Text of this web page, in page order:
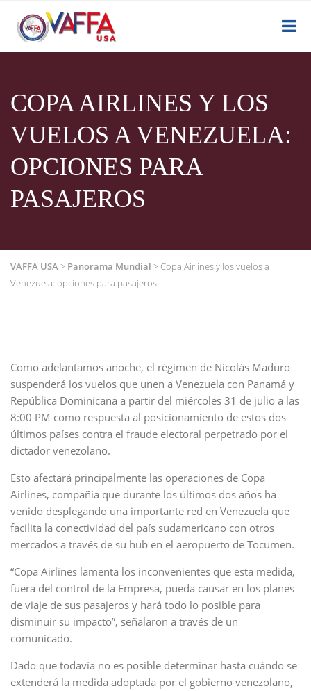
COPA AIRLINES Y LOS
VUELOS A VENEZUELA:
OPCIONES PARA
PASAJEROS
VAFFA USA> Panorama Mundial > Copa Airlines y los vuelos a
Venezuela: opciones para pasajeros
Como adelantamos anoche, el régimen de Nicolás Maduro
suspenderá los vuelos que unen a Venezuela con Panamá y
República Dominicana a partir del miércoles 31 de julio a las
8:00 PM como respuesta al posicionamiento de estos dos
últimos países contra el fraude electoral perpetrado por el
dictador venezolano.
Esto afectará principalmente las operaciones de Copa
Airlines, compañía que durante los últimos dos años ha
venido desplegando una importante red en Venezuela que
facilita la conectividad del país sudamericano con otros
mercados a través de su hub en el aeropuerto de Tocumen.
“Copa Airlines lamenta los inconvenientes que esta medida,
fuera del control de la Empresa, pueda causar en los planes
de viaje de sus pasajeros y hará todo lo posible para
disminuir su impacto”, señalaron a través de un
comunicado.
Dado que todavía no es posible determinar hasta cuándo se
extenderá la medida adoptada por el gobierno venezolano,